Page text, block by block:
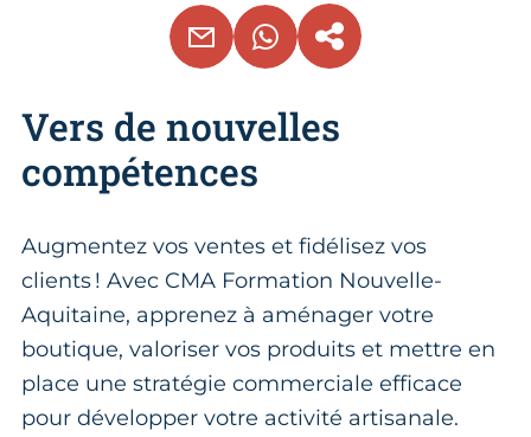
EMAIL WHATSAPPCOPIER LE LIEN
Vers de nouvelles
compétences
Augmentez vos ventes et fidélisez vos
clients ! Avec CMA Formation Nouvelle-
Aquitaine, apprenez à aménager votre
boutique, valoriser vos produits et mettre en
place une stratégie commerciale efficace
pour développer votre activité artisanale.